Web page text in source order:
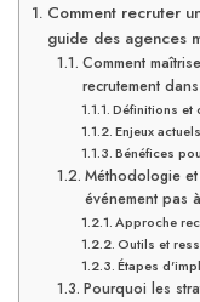
Comment recruter
guide des agences
Comment
recrutement
Définitions et
Enjeux
Bénéfices
Méthodologie
événement pas
Approche
Outils et
Étapes
Pourquoi les